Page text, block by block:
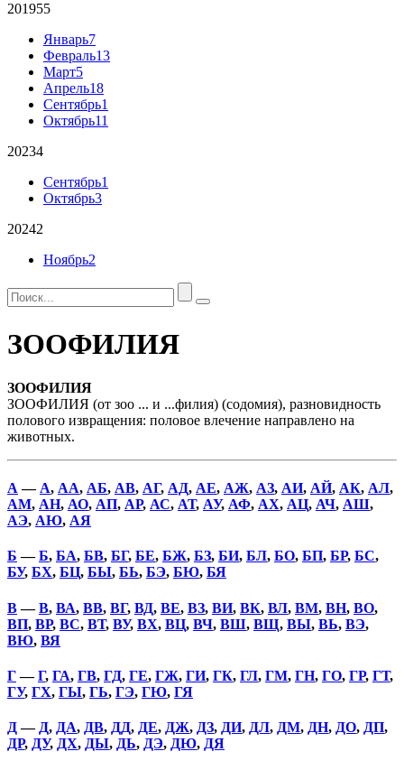
201955
Январь7
Февраль13
Март5
Апрель18
Сентябрь1
Октябрь11
20234
Сентябрь1
Октябрь3
20242
Ноябрь2
ЗООФИЛИЯ
ЗООФИЛИЯ
ЗООФИЛИЯ (от зоо ... и ...филия) (содомия), разновидность
полового извращения: половое влечение направлено на
животных.
А — А, АА, АБ, АВ, АГ, АД, АЕ, АЖ, АЗ, АИ, АЙ, АК, АЛ,
АМ, АН, АО, АП, АР, АС, АТ, АУ, АФ, АХ, АЦ, АЧ, АШ,
АЭ, АЮ, АЯ
Б —Б, БА, БВ, БГ, БЕ, БЖ, БЗ, БИ, БЛ, БО, БП, БР, БС,
БУ, БХ, БЦ, БЫ, БЬ, БЭ, БЮ, БЯ
В—В, ВА, ВВ, ВГ, ВД, ВЕ, ВЗ, ВИ, ВК, ВЛ, ВМ, ВН, ВО,
ВП, ВР, ВС, ВТ, ВУ, ВХ, ВЦ, ВЧ, ВШ, ВЩ, ВЫ, ВЬ, ВЭ,
ВЮ, ВЯ
Г—Г, ГА, ГВ, ГД, ГЕ, ГЖ, ГИ, ГК, ГЛ, ГМ, ГН, ГО, ГР, ГТ,
ГУ, ГХ, ГЫ, ГЬ, ГЭ, ГЮ, ГЯ
Д— Д, ДА, ДВ, ДД, ДЕ, ДЖ, ДЗ, ДИ, ДЛ, ДМ, ДН, ДО, ДП,
ДР, ДУ, ДХ, ДЫ, ДЬ, ДЭ, ДЮ, ДЯ